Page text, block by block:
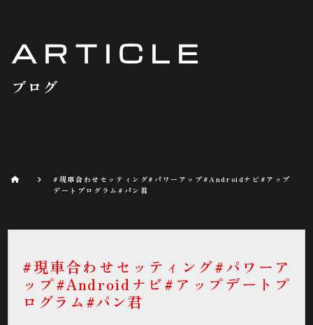
ARTICLE
ブログ
#現車合わせセッティング#パワーアップ#Androidナビ#アップ
デートプログラム#パン君
#現車合わせセッティング#パワーア
ップ#Androidナビ#アップデートプ
ログラム#パン君